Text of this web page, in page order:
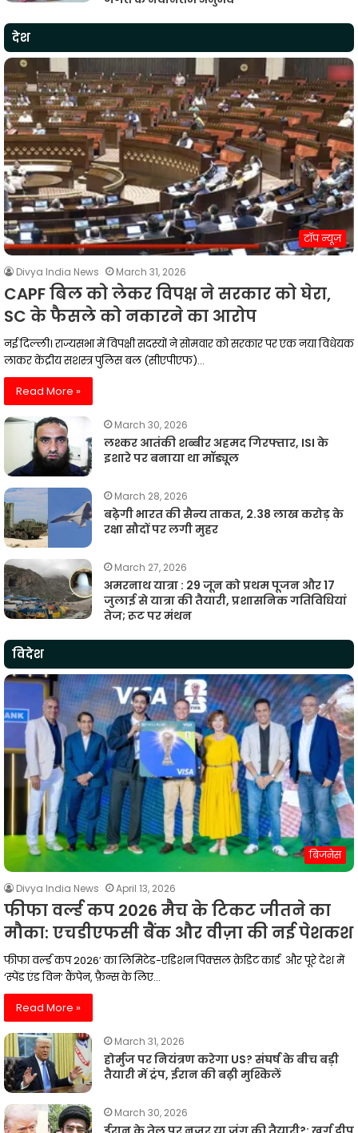
देश
टॉप न्यूज़
Divya India News March 31, 2026
CAPF बिल को लेकर विपक्ष ने सरकार को घेरा,
SC के फैसले को नकारने का आरोप
नई दिल्ली। राज्यसभा में विपक्षी सदस्यों ने सोमवार को सरकार पर एक नया विधेयक
लाकर केंद्रीय सशस्त्र पुलिस बल (सीएपीएफ)…
Read More »
March 30, 2026
लश्कर आतंकी शब्बीर अहमद गिरफ्तार, ISI के
इशारे पर बनाया था मॉड्यूल
March 28, 2026
बढ़ेगी भारत की सैन्य ताकत, 2.38 लाख करोड़ के
रक्षा सौदों पर लगी मुहर
March 27, 2026
अमरनाथ यात्रा : 29 जून को प्रथम पूजन और 17
जुलाई से यात्रा की तैयारी, प्रशासनिक गतिविधियां
तेज; रूट पर मंथन
विदेश
बिजनेस
Divya India News April 13, 2026
फीफा वर्ल्ड कप 2026 मैच के टिकट जीतने का
मौका: एचडीएफसी बैंक और वीज़ा की नई पेशकश
फीफा वर्ल्ड कप 2026′ का लिमिटेड-एडिशन पिक्सल क्रेडिट कार्ड और पूरे देश में
‘स्पेंड एंड विन’ कैंपेन, फ़ैन्स के लिए…
Read More »
March 31, 2026
होर्मुज पर नियंत्रण करेगा US? संघर्ष के बीच बड़ी
तैयारी में ट्रंप, ईरान की बढ़ी मुश्किलें
March 30, 2026